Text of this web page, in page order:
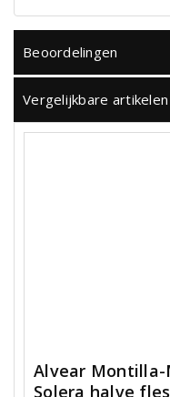
Beoordelingen
Vergelijkbare artikelen
Alvear Montilla-
Solera halve